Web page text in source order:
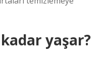
yaşar?